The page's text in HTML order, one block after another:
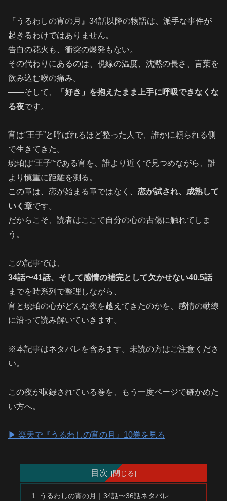
『うるわしの宵の月』34話以降の物語は、派手な事件が
起きるわけではありません。
告白の花火も、衝突の爆発もない。
その代わりにあるのは、視線の温度、沈黙の長さ、言葉を
飲み込む喉の痛み。
――そして、
「好き」を抱えたまま上手に呼吸できなくな
る夜です。
宵は“王子”と呼ばれるほど整った人で、誰かに頼られる側
で生きてきた。
琥珀は“王子”である宵を、誰より近くで見つめながら、誰
より慎重に距離を測る。
この章は、恋が始まる章ではなく、 恋が試され、成熟して
いく章です。
だからこそ、読者はここで自分の心の古傷に触れてしま
う。
この記事では、
34話〜41話、そして感情の補完として欠かせない40.5話
までを時系列で整理しながら、
宵と琥珀の心がどんな夜を越えてきたのかを、感情の動線
に沿って読み解いていきます。
※本記事はネタバレを含みます。未読の方はご注意くださ
い。
この夜が収録されている巻を、もう一度ページで確かめた
い方へ。
▶︎ 楽天で『うるわしの宵の月』10巻を見る
目次
うるわしの宵の月｜34話〜36話ネタバレ